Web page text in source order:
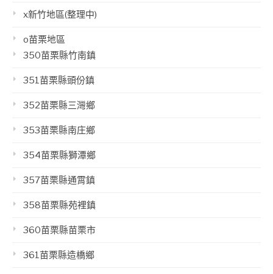
x新竹地區(整理中)
o苗栗地區
350苗栗縣竹南鎮
351苗栗縣頭份鎮
352苗栗縣三灣鄉
353苗栗縣南庄鄉
354苗栗縣獅潭鄉
357苗栗縣通霄鎮
358苗栗縣苑裡鎮
360苗栗縣苗栗市
361苗栗縣造橋鄉